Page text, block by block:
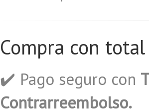
Compra con
✔️ Pago seguro con
Contrarreembolso.